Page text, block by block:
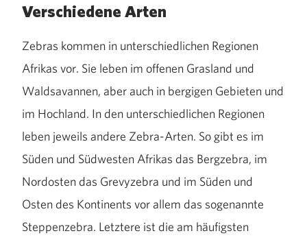
Verschiedene Arten
Zebras kommen in unterschiedlichen Regionen
Afrikas vor. Sie leben im offenen Grasland und
Waldsavannen, aber auch in bergigen Gebieten und
im Hochland. In den unterschiedlichen Regionen
leben jeweils andere Zebra-Arten. So gibt es im
Süden und Südwesten Afrikas das Bergzebra, im
Nordosten das Grevyzebra und im Süden und
Osten des Kontinents vor allem das sogenannte
Steppenzebra. Letztere ist die am häufigsten